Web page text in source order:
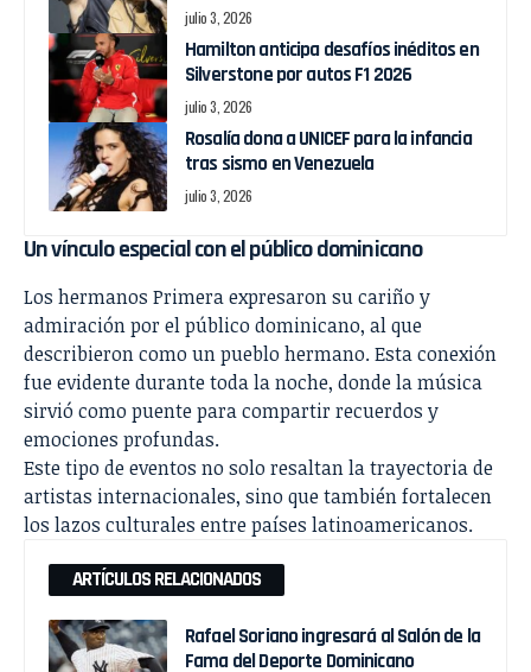
julio 3, 2026
Hamilton anticipa desafíos inéditos en
Silverstone por autos F1 2026
julio 3, 2026
Rosalía dona a UNICEF para la infancia
tras sismo en Venezuela
julio 3, 2026
Un vínculo especial con el público dominicano
Los hermanos Primera expresaron su cariño y
admiración por el público dominicano, al que
describieron como un pueblo hermano. Esta conexión
fue evidente durante toda la noche, donde la música
sirvió como puente para compartir recuerdos y
emociones profundas.
Este tipo de eventos no solo resaltan la trayectoria de
artistas internacionales, sino que también fortalecen
los lazos culturales entre países latinoamericanos.
ARTÍCULOS RELACIONADOS
Rafael Soriano ingresará al Salón de la
Fama del Deporte Dominicano